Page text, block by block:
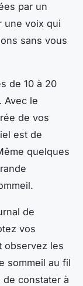
par un
une voix qui
sans vous
de 10 à 20
Avec le
de vos
est de
quelques
de
vos
observez les
sommeil au fil
constater à